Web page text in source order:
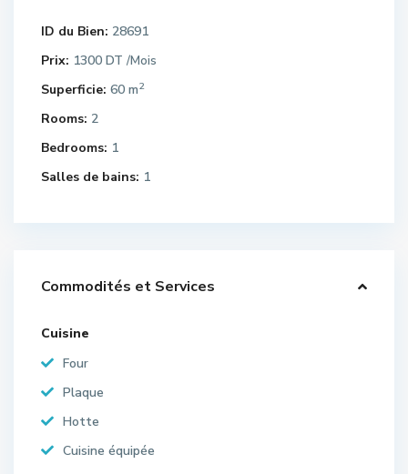
ID du Bien: 28691
Prix: 1300 DT /Mois
Superficie: 60 m2
Rooms: 2
Bedrooms: 1
Salles de bains: 1
Commodités et Services
Cuisine
Four
Plaque
Hotte
Cuisine équipée